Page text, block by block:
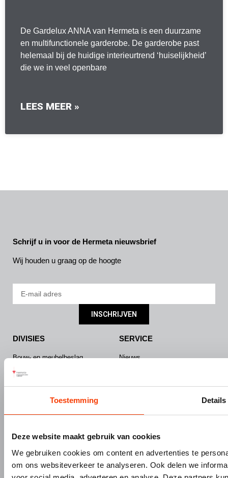
Toestemming Details
Deze website maakt gebruik van cookies
We gebruiken cookies om content en advertenties te
om ons websiteverkeer te analyseren. Ook delen we
De Gardelux ANNA van Hermeta is een duurzame
en multifunctionele garderobe. De garderobe past
helemaal bij de huidige interieurtrend ‘huiselijkheid’
die we in veel openbare
LEES MEER »
Schrijf u in voor de Hermeta nieuwsbrief
Wij houden u graag op de hoogte
INSCHRIJVEN
DIVISIES
Bouw- en meubelbeslag
Interieurbouw
Over Hermeta
SERVICE
Nieuws
Bouw- en meubelbeslag
Garderobes & zitbanken
Lockers & garderobekasten
HerboLock
HerboKern